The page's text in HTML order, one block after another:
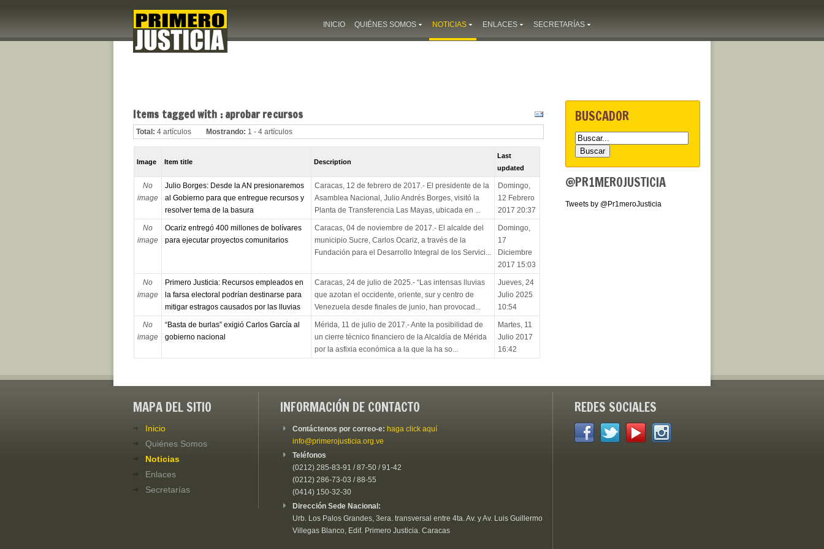
INICIO QUIÉNES SOMOS NOTICIAS ENLACES SECRETARÍAS
Items tagged with : aprobar recursos
Total: 4 artículos Mostrando: 1 - 4 artículos
Image Item title Description
Last
updated
No
image
Julio Borges: Desde la AN presionaremos
al Gobierno para que entregue recursos y
resolver tema de la basura
Caracas, 12 de febrero de 2017.- El presidente de la
Asamblea Nacional, Julio Andrés Borges, visitó la
Planta de Transferencia Las Mayas, ubicada en ...
Domingo,
12 Febrero
2017 20:37
No
image
Ocariz entregó 400 millones de bolívares
para ejecutar proyectos comunitarios
Caracas, 04 de noviembre de 2017.- El alcalde del
municipio Sucre, Carlos Ocariz, a través de la
Fundación para el Desarrollo Integral de los Servici...
Domingo,
17
Diciembre
2017 15:03
No
image
Primero Justicia: Recursos empleados en
la farsa electoral podrían destinarse para
mitigar estragos causados por las lluvias
Caracas, 24 de julio de 2025.- “Las intensas lluvias
que azotan el occidente, oriente, sur y centro de
Venezuela desde finales de junio, han provocad...
Jueves, 24
Julio 2025
10:54
No
image
“Basta de burlas” exigió Carlos García al
gobierno nacional
Mérida, 11 de julio de 2017.- Ante la posibilidad de
un cierre técnico financiero de la Alcaldía de Mérida
por la asfixia económica a la que la ha so...
Martes, 11
Julio 2017
16:42
BUSCADOR
@PR1MEROJUSTICIA
Tweets by @Pr1meroJusticia
MAPA DEL SITIO
Inicio
Quiénes Somos
Noticias
Enlaces
Secretarías
INFORMACIÓN DE CONTACTO
Contáctenos por correo-e: haga click aquí
info@primerojusticia.org.ve
Teléfonos
(0212) 285-83-91 / 87-50 / 91-42
(0212) 286-73-03 / 88-55
(0414) 150-32-30
Dirección Sede Nacional:
Urb. Los Palos Grandes, 3era. transversal entre 4ta. Av. y Av. Luis Guillermo
Villegas Blanco, Edif. Primero Justicia. Caracas
REDES SOCIALES